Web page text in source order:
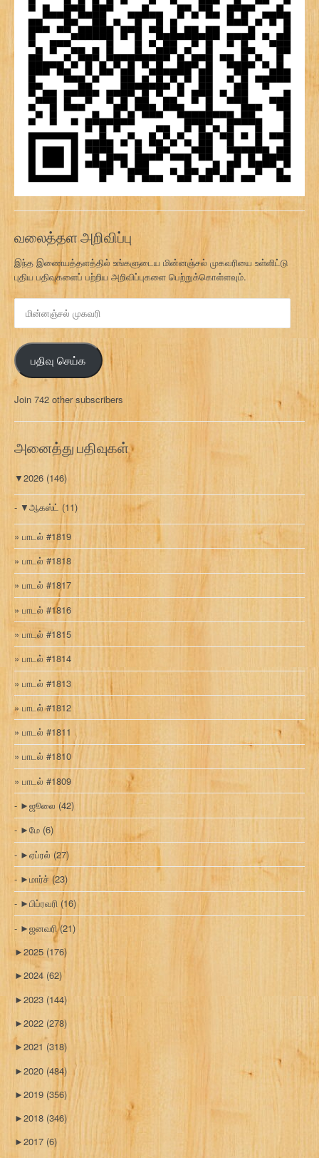
வலைத்தள அறிவிப்பு
இந்த இணையத்தளத்தில் உங்களுடைய மின்னஞ்சல் முகவரியை உள்ளிட்டு
புதிய பதிவுகளைப் பற்றிய அறிவிப்புகளை பெற்றுக்கொள்ளவும்.
ன
ஞ்
ச
ல்
மு
க
வ
பதிவு செய்க
Join 742 other subscribers
அனைத்து பதிவுகள்
▼2026 (146)
▼ஆகஸ்ட் (11)
பாடல் #1819
பாடல் #1818
பாடல் #1817
பாடல் #1816
பாடல் #1815
பாடல் #1814
பாடல் #1813
பாடல் #1812
பாடல் #1811
பாடல் #1810
பாடல் #1809
►ஜூலை (42)
►மே (6)
►ஏப்ரல் (27)
►மார்ச் (23)
►பிப்ரவரி (16)
►ஜனவரி(21)
►2025 (176)
►2024 (62)
►2023 (144)
►2022 (278)
►2021 (318)
►2020 (484)
►2019 (356)
►2018 (346)
►2017 (6)